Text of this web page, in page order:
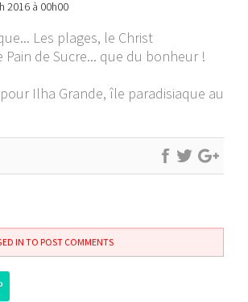
2016 à 00h00
Les plages, le Christ
Pain de Sucre... que du bonheur !
Ilha Grande, île paradisiaque au
IN TO POST COMMENTS